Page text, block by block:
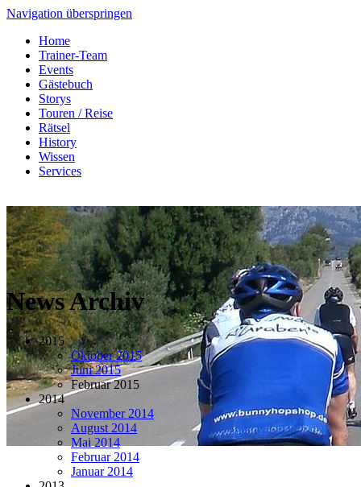
Navigation überspringen
Home
Trainer-Team
Events
Gästebuch
Storys
Touren / Reise
Rätsel
History
Wissen
Services
News Archiv
2015
Oktober 2015
Juni 2015
Februar 2015
2014
November 2014
August 2014
Mai 2014
Februar 2014
Januar 2014